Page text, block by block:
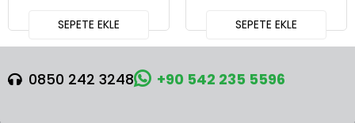
SEPETE EKLE SEPETE EKLE
0850 242 3248 +90 542 235 5596